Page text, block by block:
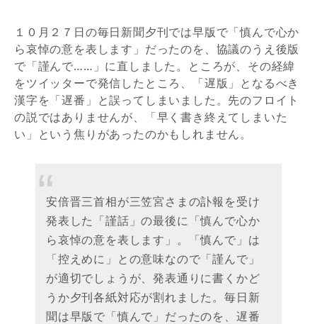
１０月２７日の毎日新聞夕刊では早版で「慎んで心か
ら哀悼の意を表します」だったのを、協議のうえ後版
で「謹んで……」に直しました。ところが、その経緯
をツイッターで発信したところ、「遅版」となるべき
漢字を「遅番」と誤ってしまいました。先のフロイト
の説ではありませんが、「早く書き終えてしまいた
い」という焦りがあったのかもしれません。
安倍晋三首相が三笠宮さまの訃報を受け
発表した「謹話」の最後に「慎んで心か
ら哀悼の意を表します」。「慎んで」は
「控えめに」との意味なので「謹んで」
が適切でしょうが、発表通りに書くかど
うか夕刊各紙対応が割れました。毎日新
聞は早版で「慎んで」だったのを、遅番